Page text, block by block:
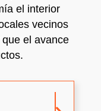
el interior
vecinos
el avance